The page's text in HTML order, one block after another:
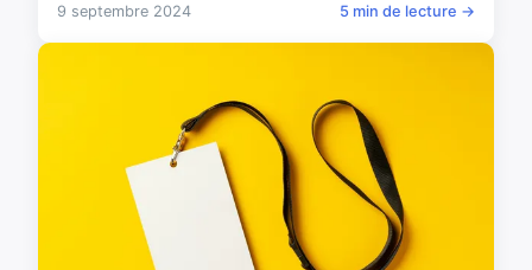
9 septembre 2024 5 min de lecture →